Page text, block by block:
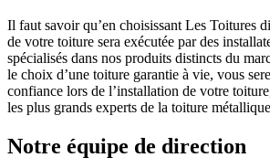
Il faut savoir qu’en choisissant Les Toitures
de votre toiture sera exécutée par des
spécialisés dans nos produits distincts du
le choix d’une toiture garantie à vie, vous
confiance lors de l’installation de votre
les plus grands experts de la toiture
Notre équipe de direction